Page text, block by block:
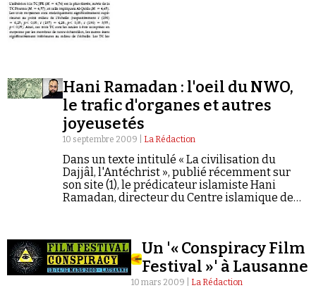
Hani Ramadan : l'oeil du NWO,
le trafic d'organes et autres
joyeusetés
10 septembre 2009 | La Rédaction
Dans un texte intitulé « La civilisation du
Dajjâl, l'Antéchrist », publié récemment sur
son site (1), le prédicateur islamiste Hani
Ramadan, directeur du Centre islamique de
Un '« Conspiracy Film
Festival »' à Lausanne
10 mars 2009 | La Rédaction